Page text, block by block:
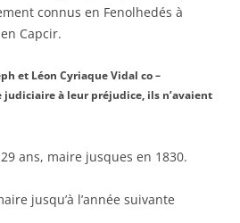
connus en Fenolhedés à
Capcir.
et Léon Cyriaque Vidal co –
judiciaire à leur préjudice, ils n’avaient
29 ans, maire jusques en 1830.
jusqu’à l’année suivante